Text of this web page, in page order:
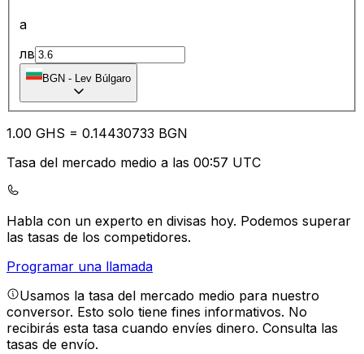
a
лв
BGN - Lev Búlgaro
1.00 GHS = 0.14430733 BGN
Tasa del mercado medio a las 00:57 UTC
Habla con un experto en divisas hoy. Podemos superar
las tasas de los competidores.
Programar una llamada
Usamos la tasa del mercado medio para nuestro
conversor. Esto solo tiene fines informativos. No
recibirás esta tasa cuando envíes dinero. Consulta las
tasas de envío.